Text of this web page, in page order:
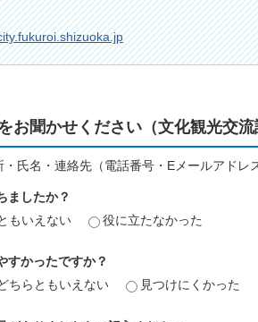
お聞かせください（文化観光交流
氏名・連絡先（電話番号・Eメールアドレ
ましたか？
もいえない 役に立たなかった
すかったですか？
ちらともいえない 見つけにくかった